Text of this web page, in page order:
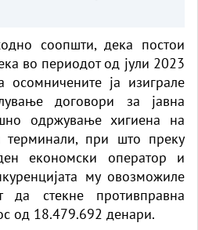
соопшти, дека постои
во периодот од јули 2023
ја изиграле
договори за јавна
одржување хигиена на
при што преку
економски оператор и
му овозможиле
да стекне противправна
од 18.479.692 денари.